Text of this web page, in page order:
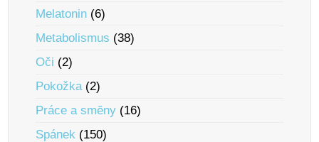
Melatonin (6)
Metabolismus (38)
Oči (2)
Pokožka(2)
Práce a smĕny (16)
Spánek (150)